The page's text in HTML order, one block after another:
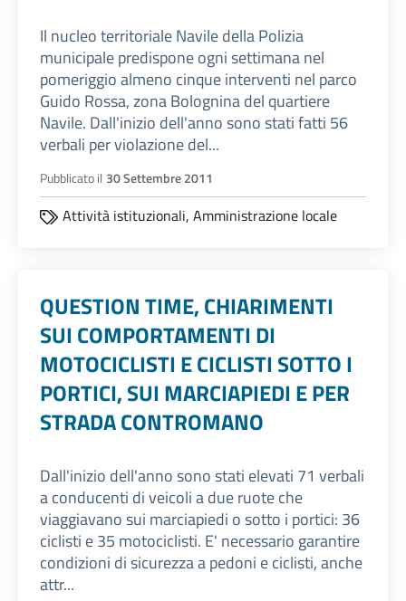
Il nucleo territoriale Navile della Polizia
municipale predispone ogni settimana nel
pomeriggio almeno cinque interventi nel parco
Guido Rossa, zona Bolognina del quartiere
Navile. Dall'inizio dell'anno sono stati fatti 56
verbali per violazione del...
Pubblicato il 30 Settembre 2011
Attività istituzionali, Amministrazione locale
QUESTION TIME, CHIARIMENTI
SUI COMPORTAMENTI DI
MOTOCICLISTI E CICLISTI SOTTO I
PORTICI, SUI MARCIAPIEDI E PER
STRADA CONTROMANO
Dall'inizio dell'anno sono stati elevati 71 verbali
a conducenti di veicoli a due ruote che
viaggiavano sui marciapiedi o sotto i portici: 36
ciclisti e 35 motociclisti. E' necessario garantire
condizioni di sicurezza a pedoni e ciclisti, anche
attr...